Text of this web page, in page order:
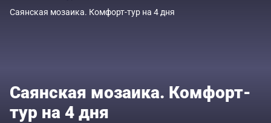
Саянская мозаика. Комфорт-тур на 4 дня
Саянская мозаика. Комфорт-
тур на 4 дня